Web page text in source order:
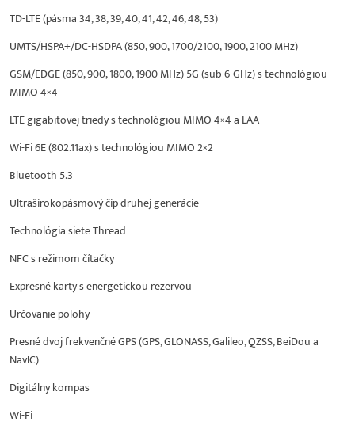
TD-LTE (pásma 34, 38, 39, 40, 41, 42, 46, 48, 53)
UMTS/HSPA+/DC-HSDPA (850, 900, 1700/2100, 1900, 2100 MHz)
GSM/EDGE (850, 900, 1800, 1900 MHz) 5G (sub 6-GHz) s technológiou
MIMO 4×4
LTE gigabitovej triedy s technológiou MIMO 4×4 a LAA
Wi-Fi 6E (802.11ax) s technológiou MIMO 2×2
Bluetooth 5.3
Ultraširokopásmový čip druhej generácie
Technológia siete Thread
NFC s režimom čítačky
Expresné karty s energetickou rezervou
Určovanie polohy
Presné dvoj frekvenčné GPS (GPS, GLONASS, Galileo, QZSS, BeiDou a
NavlC)
Digitálny kompas
Wi-Fi